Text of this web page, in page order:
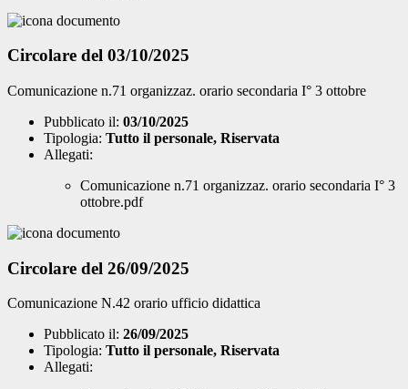
Circolare del 03/10/2025
Comunicazione n.71 organizzaz. orario secondaria I° 3 ottobre
Pubblicato il: 03/10/2025
Tipologia: Tutto il personale, Riservata
Allegati:
Comunicazione n.71 organizzaz. orario secondaria I° 3
ottobre.pdf
Circolare del 26/09/2025
Comunicazione N.42 orario ufficio didattica
Pubblicato il: 26/09/2025
Tipologia: Tutto il personale, Riservata
Allegati: